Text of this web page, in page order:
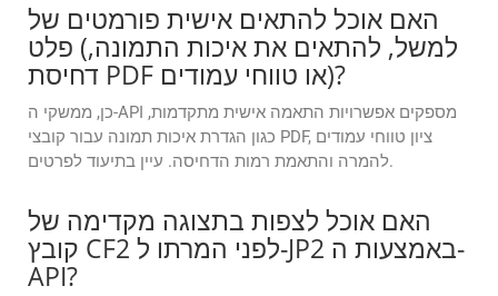
האם אוכל להתאים אישית פורמטים של
פלט (למשל, להתאים את איכות התמונה,
דחיסת PDF או טווחי עמודים)?
כן, ממשקי ה-API מספקים אפשרויות התאמה אישית מתקדמות,
כגון הגדרת איכות תמונה עבור קובצי PDF, ציון טווחי עמודים
להמרה והתאמת רמות הדחיסה. עיין בתיעוד לפרטים.
האם אוכל לצפות בתצוגה מקדימה של
קובץ CF2 לפני המרתו ל-JP2 באמצעות ה-
API?